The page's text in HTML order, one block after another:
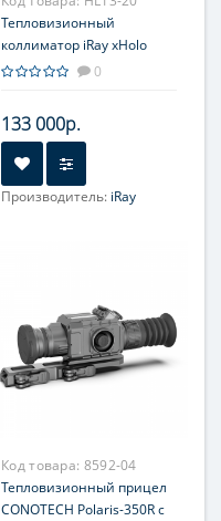
Тепловизионный
коллиматор iRay xHolo
HL13
0
133 000р.
Производитель: iRay
Код товара: 8592-04
Тепловизионный прицел
CONOTECH Polaris-350R с